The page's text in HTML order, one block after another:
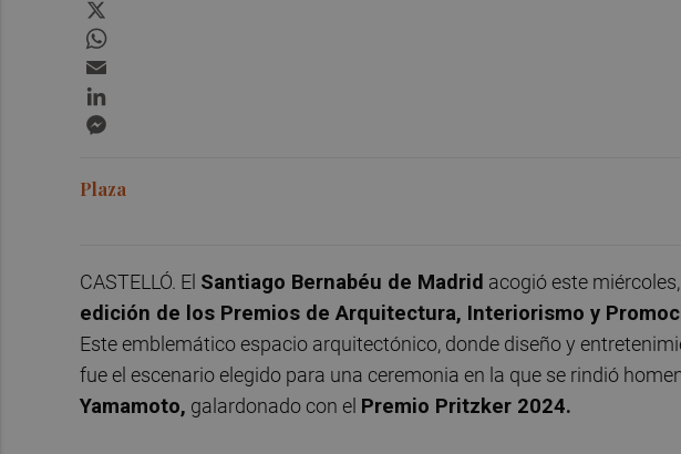
Plaza
CASTELLÓ. El Santiago Bernabéu de Madrid acogió este
edición de los Premios de Arquitectura, Interiorismo y
Este emblemático espacio arquitectónico, donde diseño y
fue el escenario elegido para una ceremonia en la que se rindió
Yamamoto, galardonado con el Premio Pritzker 2024.